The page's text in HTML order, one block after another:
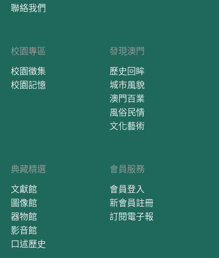
聯絡我們
校園專區
校園徵集
校園記憶
發現澳門
歷史回眸
城市風貌
澳門百業
風俗民情
文化藝術
典藏精選
文獻館
圖像館
器物館
影音館
口述歷史
會員服務
會員登入
新會員註冊
訂閱電子報